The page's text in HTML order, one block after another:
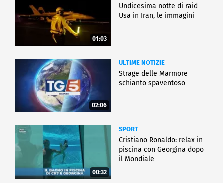
01:03
Undicesima notte di raid
Usa in Iran, le immagini
02:06
ULTIME NOTIZIE
Strage delle Marmore
schianto spaventoso
00:32
SPORT
Cristiano Ronaldo: relax in
piscina con Georgina dopo
il Mondiale